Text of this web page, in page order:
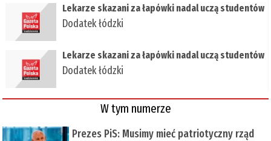
Lekarze skazani za łapówki nadal uczą studentów
Dodatek łódzki
Lekarze skazani za łapówki nadal uczą studentów
Dodatek łódzki
W tym numerze
Prezes PiS: Musimy mieć patriotyczny rząd